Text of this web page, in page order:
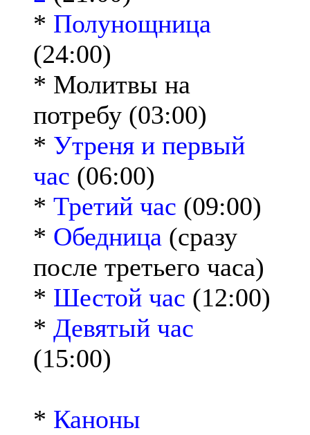
* Полунощница
(24:00)
* Молитвы на
потребу (03:00)
* Утреня и первый
час (06:00)
* Третий час (09:00)
* Обедница (сразу
после третьего часа)
* Шестой час (12:00)
* Девятый час
(15:00)
* Каноны